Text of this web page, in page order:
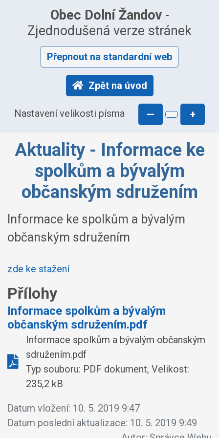
Obec Dolní Žandov-
Zjednodušená verze stránek
Přepnout na standardní web
Zpět na úvod
Nastavení velikosti písma — +
Aktuality - Informace ke
spolkům a bývalým
občanským sdružením
Informace ke spolkům a bývalým
občanským sdružením
zde ke stažení
Přílohy
Informace spolkům a bývalým
občanským sdružením.pdf
Informace spolkům a bývalým občanským
sdružením.pdf
Typ souboru: PDF dokument, Velikost:
235,2 kB
Datum vložení: 10. 5. 2019 9:47
Datum poslední aktualizace: 10. 5. 2019 9:49